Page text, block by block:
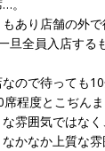
。
あり店舗の外で
旦全員入店す
ので待っても
程度とこぢんま
雰囲気ではな
かなか上質な雰